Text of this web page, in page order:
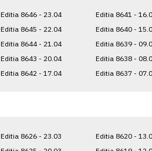
Editia 8646 - 23.04
Editia 8645 - 22.04
Editia 8644 - 21.04
Editia 8643 - 20.04
Editia 8642 - 17.04
Editia 8641 -
Editia 8640 -
Editia 8639 -
Editia 8638 -
Editia 8637 -
Editia 8626 - 23.03
Editia 8620 -